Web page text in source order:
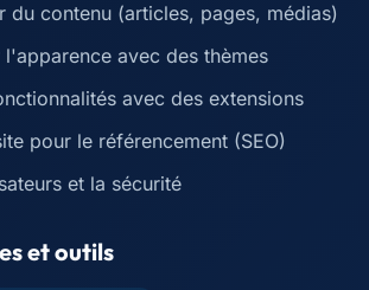
du contenu (articles, pages, médias)
l'apparence avec des thèmes
avec des extensions
pour le référencement (SEO)
et la sécurité
et outils